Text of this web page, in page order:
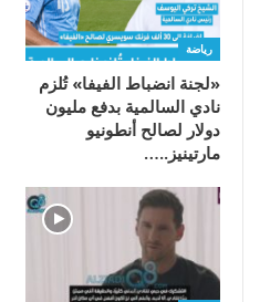
رياضة
«لجنة انضباط الفيفا» تُلزم
نادي السالمية بدفع مليون
دولار لصالح أنطونيو
مارتينيز..…